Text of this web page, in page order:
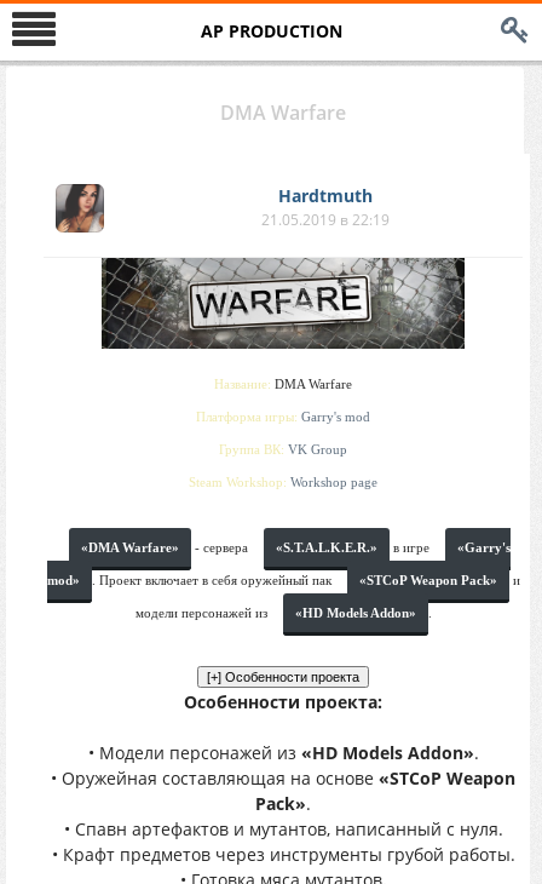
AP PRODUCTION
DMA Warfare
Hardtmuth
21.05.2019 в 22:19
Название: DMA Warfare
Платформа игры: Garry's mod
Группа ВК: VK Group
Steam Workshop: Workshop page
«DMA Warfare» - сервера «S.T.A.L.K.E.R.» в игре «Garry's
mod» . Проект включает в себя оружейный пак «STCoP Weapon Pack» и
модели персонажей из «HD Models Addon» .
Особенности проекта:
• Модели персонажей из «HD Models Addon».
• Оружейная составляющая на основе «STCoP Weapon
Pack».
• Спавн артефактов и мутантов, написанный с нуля.
• Крафт предметов через инструменты грубой работы.